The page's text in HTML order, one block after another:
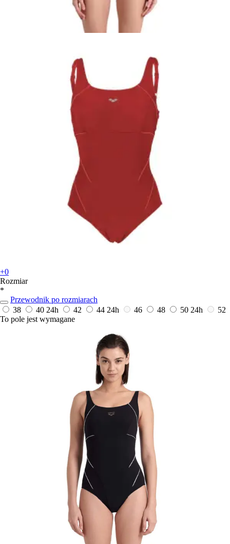
+0
Rozmiar
*
Przewodnik po rozmiarach
38
40 24h 42 44 24h 46 48 50 24h
52
To pole jest wymagane